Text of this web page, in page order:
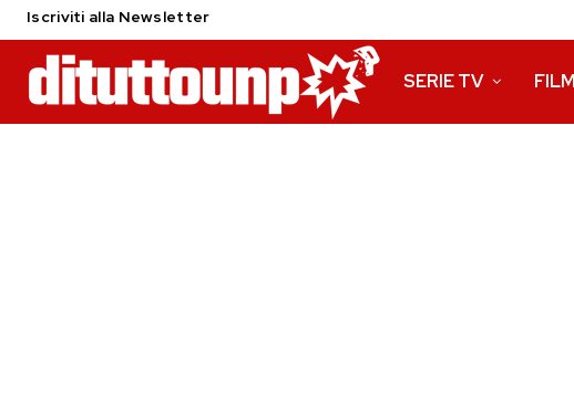
Iscriviti alla Newsletter
SERIE TV FILM